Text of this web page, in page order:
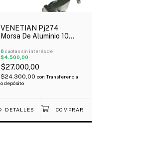
VENETIAN Pj274
Morsa De Aluminio 10
6 cuotas sin interés de
$4.500,00
$27.000,00
$24.300,00 con Transferencia
o depósito
DETALLES